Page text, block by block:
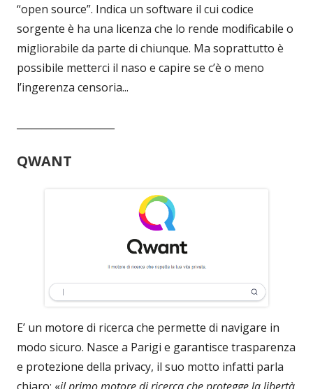
“open source”. Indica un software il cui codice
sorgente è ha una licenza che lo rende modificabile o
migliorabile da parte di chiunque. Ma soprattutto è
possibile metterci il naso e capire se c’è o meno
l’ingerenza censoria...
QWANT
E’ un motore di ricerca che permette di navigare in
modo sicuro. Nasce a Parigi e garantisce trasparenza
e protezione della privacy, il suo motto infatti parla